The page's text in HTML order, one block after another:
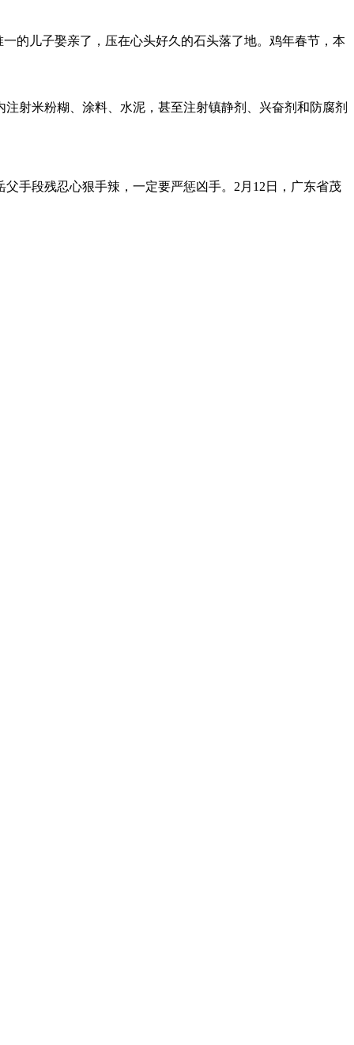
儿子娶亲了，压在心头好久的石头落了地。鸡年春节，本
粉糊、涂料、水泥，甚至注射镇静剂、兴奋剂和防腐剂
段残忍心狠手辣，一定要严惩凶手。2月12日，广东省茂